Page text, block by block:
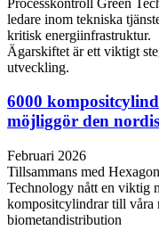
ledare inom tekniska
kritisk energiinfrastruktur.
Ägarskiftet är ett viktigt
utveckling.
6000
möjliggör den
Februari 2026
Tillsammans med
Technology nått en viktig
kompositcylindrar till våra
biometandistribution